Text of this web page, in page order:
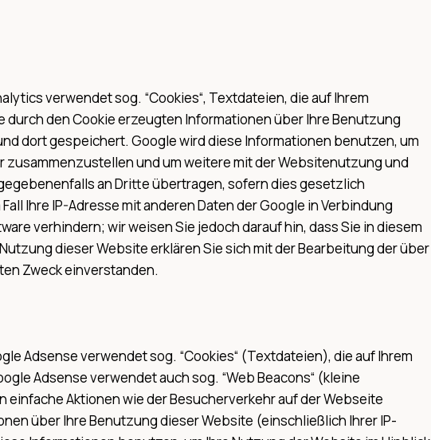
verwendet sog. “Cookies“, Textdateien, die auf Ihrem
den Cookie erzeugten Informationen über Ihre Benutzung
dort gespeichert. Google wird diese Informationen benutzen, um
und um weitere mit der Websitenutzung und
an Dritte übertragen, sofern dies gesetzlich
Ihre IP-Adresse mit anderen Daten der Google in Verbindung
verhindern; wir weisen Sie jedoch darauf hin, dass Sie in diesem
dieser Website erklären Sie sich mit der Bearbeitung der über
Zweck einverstanden.
Adsense verwendet sog. “Cookies“ (Textdateien), die auf Ihrem
Adsense verwendet auch sog. “Web Beacons“ (kleine
Aktionen wie der Besucherverkehr auf der Webseite
über Ihre Benutzung dieser Website (einschließlich Ihrer IP-